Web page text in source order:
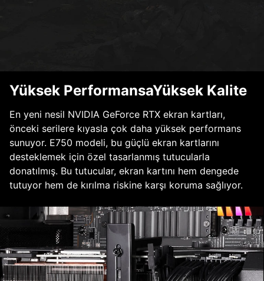
Yüksek PerformansaYüksek Kalite
En yeni nesil NVIDIA GeForce RTX ekran kartları,
önceki serilere kıyasla çok daha yüksek performans
sunuyor. E750 modeli, bu güçlü ekran kartlarını
desteklemek için özel tasarlanmış tutucularla
donatılmış. Bu tutucular, ekran kartını hem dengede
tutuyor hem de kırılma riskine karşı koruma sağlıyor.